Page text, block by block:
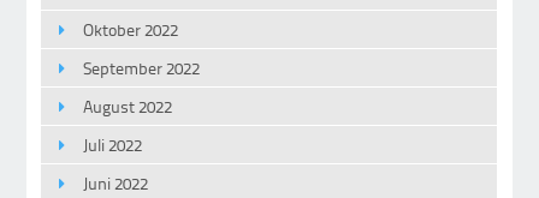
Oktober 2022
September 2022
August 2022
Juli 2022
Juni 2022